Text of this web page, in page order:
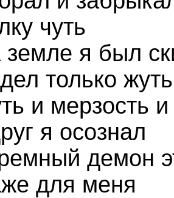
чуть
земле я был
только жуть
и мерзость
я осознал
демон
для меня